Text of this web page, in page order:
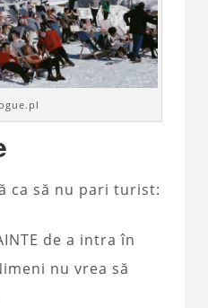
ca să nu pari turist:
de a intra în
nu vrea să